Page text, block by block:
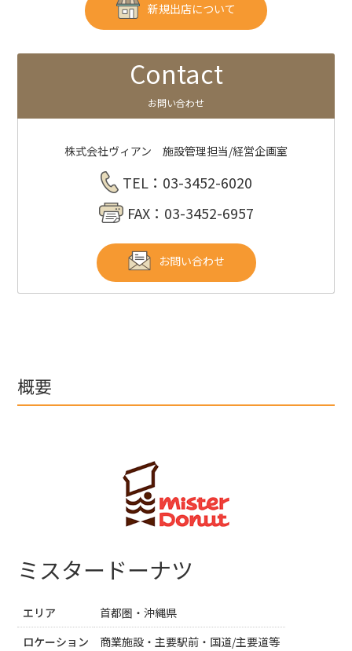
新規出店について
Contact
お問い合わせ
株式会社ヴィアン 施設管理担当/経営企画室
TEL：03-3452-6020
FAX：03-3452-6957
お問い合わせ
概要
ミスタードーナツ
エリア
首都圏・沖縄県
ロケーション
商業施設・主要駅前・国道/主要道等